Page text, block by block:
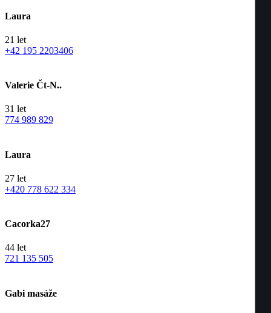
Laura
21 let
+42 195 2203406
Valerie Čt-N..
31 let
774 989 829
Laura
27 let
+420 778 622 334
Cacorka27
44 let
721 135 505
Gabi masáže